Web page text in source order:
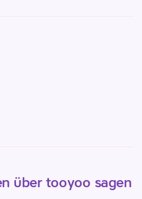
über tooyoo sagen